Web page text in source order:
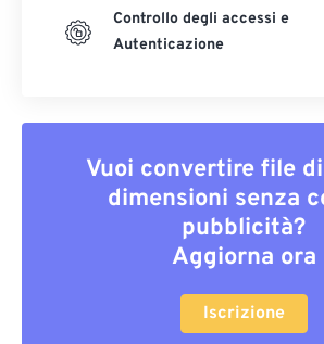
Controllo degli accessi e
Autenticazione
Vuoi convertire file
dimensioni senza
pubblicità?
Aggiorna ora
Iscrizione